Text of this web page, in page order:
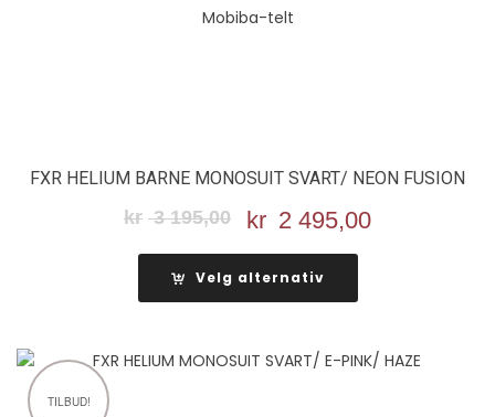
FXR HELIUM BARNE MONOSUIT SVART/ NEON FUSION
kr 3 195,00
Opprinnelig
pris
var:
kr 3
kr 2 495,00Nåværende
Velg alternativ
TILBUD!